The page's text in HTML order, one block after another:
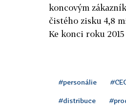
koncovým
čistého zisku 4,8
Ke konci roku
#personálie
#distribuce